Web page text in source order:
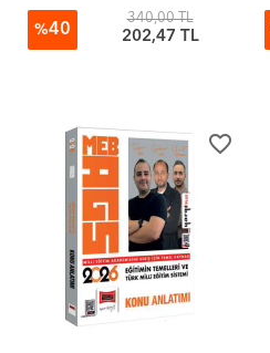
Ders Notları (Tufan Genç)
%40
340,00 TL
202,47 TL
favorite_border